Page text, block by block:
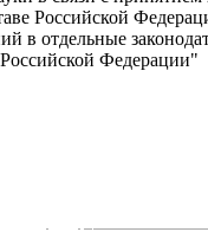
Российской
в отдельные
Федерации"